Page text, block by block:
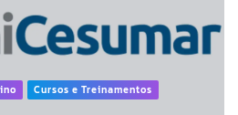
Cursos e Treinamentos